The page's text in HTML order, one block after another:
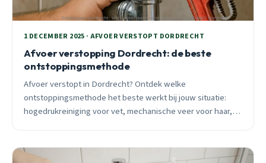
1 DECEMBER 2025 · AFVOER VERSTOPT DORDRECHT
Afvoer verstopping Dordrecht: de beste
ontstoppingsmethode
Afvoer verstopt in Dordrecht? Ontdek welke
ontstoppingsmethode het beste werkt bij jouw situatie:
hogedrukreiniging voor vet, mechanische veer voor haar, of